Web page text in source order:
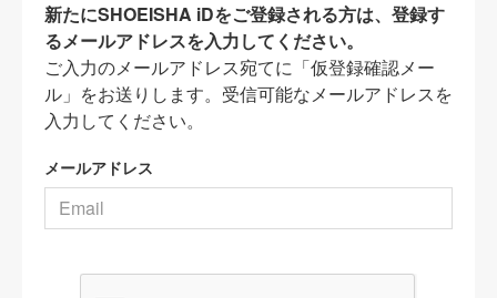
新たにSHOEISHA iDをご登録される方は、登録す
るメールアドレスを入力してください。
ご入力のメールアドレス宛てに「仮登録確認メー
ル」をお送りします。受信可能なメールアドレスを
入力してください。
メールアドレス